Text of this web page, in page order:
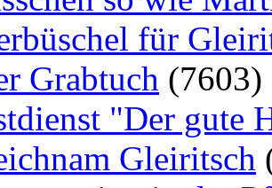
für
Grabtuch (7603)
"Der gute
Gleiritsch